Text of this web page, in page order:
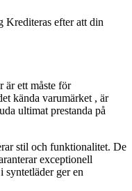
Krediteras efter att din
är ett måste för
kända varumärket , är
ultimat prestanda på
stil och funktionalitet. De
exceptionell
syntetläder ger en